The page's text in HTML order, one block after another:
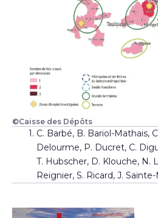
©Caisse des Dépôts
C. Barbé, B. Bariol-Mathais,
Delourme, P. Ducret, C.
T. Hubscher, D. Klouche, N.
Reignier, S. Ricard, J.